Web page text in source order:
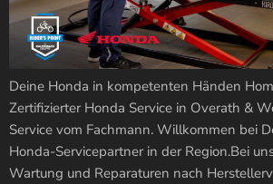
Deine Honda in kompetenten Händen
Zertifizierter Honda Service in Overath &
Service vom Fachmann. Willkommen bei
Honda-Servicepartner in der Region.Bei
Wartung und Reparaturen nach